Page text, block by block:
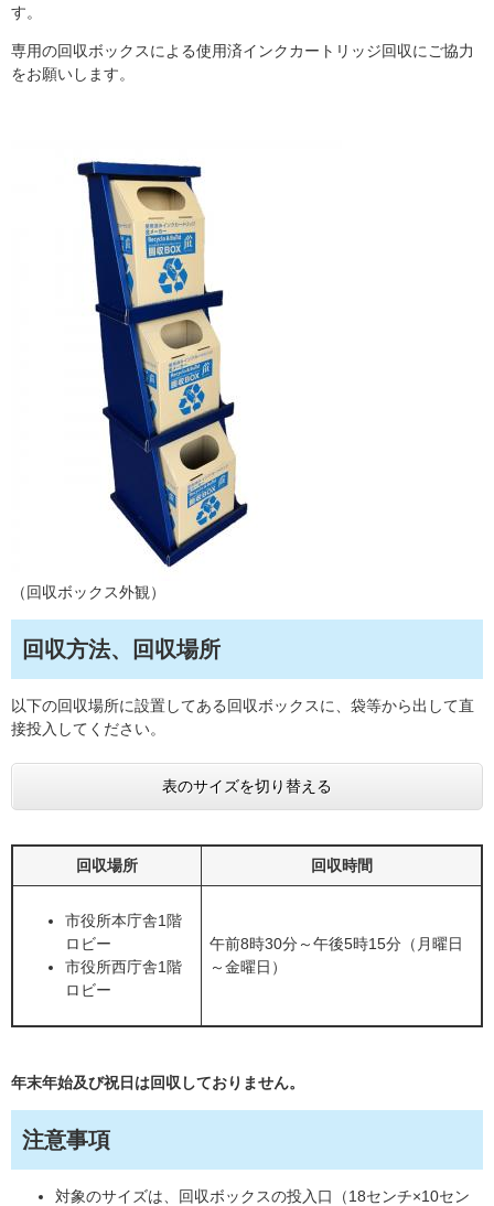
す。
専用の回収ボックスによる使用済インクカートリッジ回収にご協力
をお願いします。
（回収ボックス外観）
回収方法、回収場所
以下の回収場所に設置してある回収ボックスに、袋等から出して直
接投入してください。
表のサイズを切り替える
回収場所 回収時間
市役所本庁舎1階
ロビー
市役所西庁舎1階
ロビー
午前8時30分～午後5時15分（月曜日
～金曜日）
年末年始及び祝日は回収しておりません。
注意事項
対象のサイズは、回収ボックスの投入口（18センチ×10セン